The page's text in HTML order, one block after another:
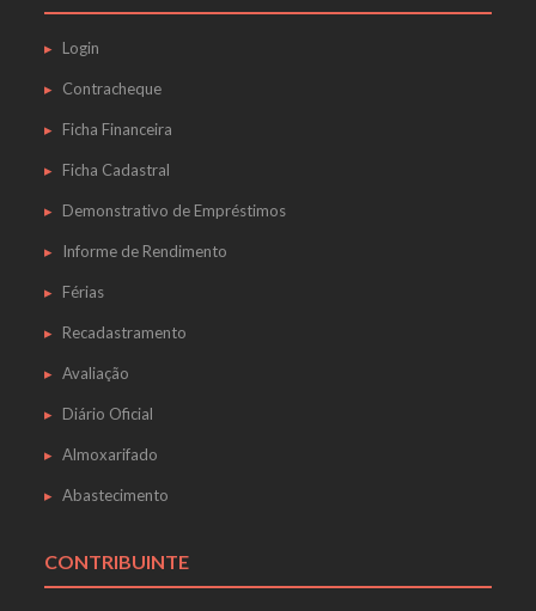
Login
Contracheque
Ficha Financeira
Ficha Cadastral
Demonstrativo de Empréstimos
Informe de Rendimento
Férias
Recadastramento
Avaliação
Diário Oficial
Almoxarifado
Abastecimento
CONTRIBUINTE